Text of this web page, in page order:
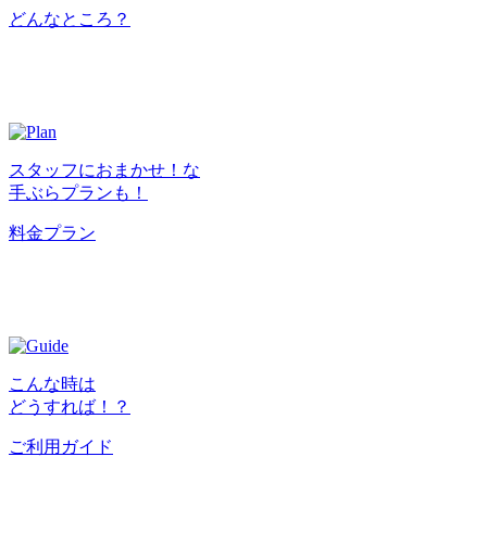
どんなところ？
スタッフにおまかせ！な
手ぶらプランも！
料金プラン
こんな時は
どうすれば！？
ご利用ガイド